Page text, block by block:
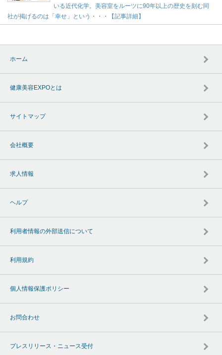
いる近代化学。美容室をルーツに90年以上の歴史を刻む同
社が掲げるのは「幸せ」という・・・【記事詳細】
ホーム
健康美容EXPOとは
サイトマップ
会社概要
求人情報
ヘルプ
利用者情報の外部送信について
利用規約
個人情報保護ポリシー
お問合わせ
プレスリリース・ニュース受付